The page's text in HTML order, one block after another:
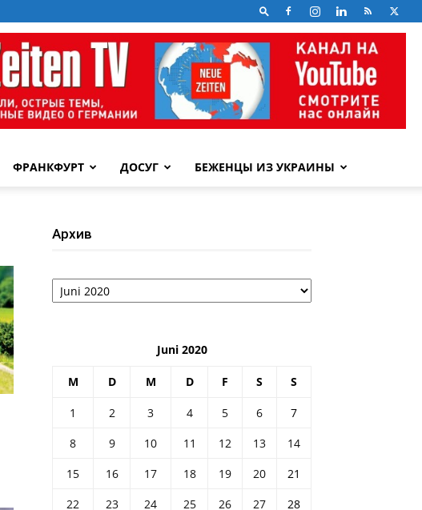
ФРАНКФУРТ ДОСУГ БЕЖЕНЦЫ ИЗ УКРАИНЫ
Архив
Архив
Juni 2020
M D M D F S S
1 2 3 4 5 6
7
8
9 10 11 12 13
14
15
16 17 18 19 20
21
22
23 24 25 26 27
28